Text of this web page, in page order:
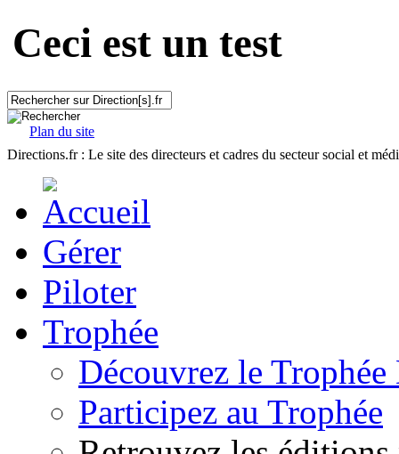
Ceci est un test
Plan du site
Directions.fr : Le site des directeurs et cadres du secteur social et
Gérer
Piloter
Trophée
Découvrez le
Participez au Trophée